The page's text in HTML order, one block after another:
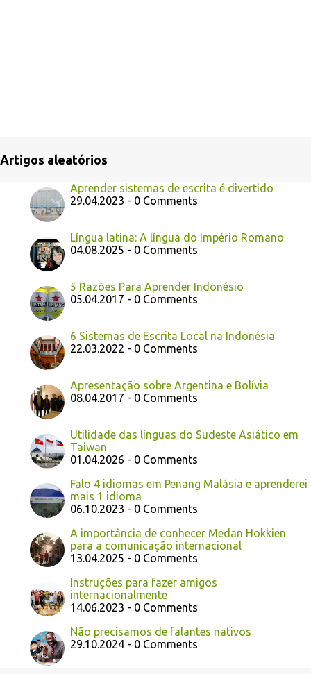
Artigos aleatórios
Aprender sistemas de escrita é divertido
29.04.2023 - 0 Comments
Língua latina: A língua do Império Romano
04.08.2025 - 0 Comments
5 Razões Para Aprender Indonésio
05.04.2017 - 0 Comments
6 Sistemas de Escrita Local na Indonésia
22.03.2022 - 0 Comments
Apresentação sobre Argentina e Bolívia
08.04.2017 - 0 Comments
Utilidade das línguas do Sudeste Asiático em
Taiwan
01.04.2026 - 0 Comments
Falo 4 idiomas em Penang Malásia e aprenderei
mais 1 idioma
06.10.2023 - 0 Comments
A importância de conhecer Medan Hokkien
para a comunicação internacional
13.04.2025 - 0 Comments
Instruções para fazer amigos
internacionalmente
14.06.2023 - 0 Comments
Não precisamos de falantes nativos
29.10.2024 - 0 Comments